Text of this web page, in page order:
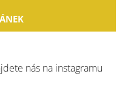
nás na instagramu